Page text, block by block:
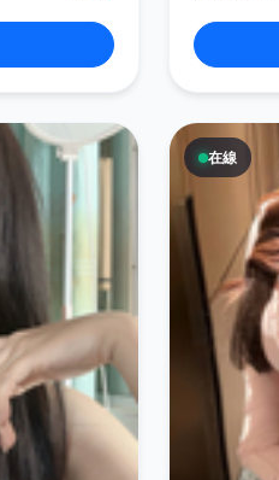
在線